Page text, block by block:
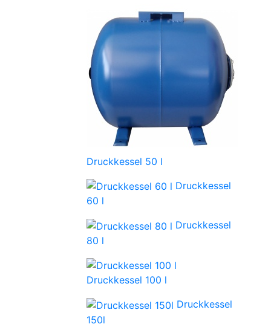
Druckkessel 50 l
Druckkessel
60 l
Druckkessel
80 l
Druckkessel 100 l
Druckkessel
150l